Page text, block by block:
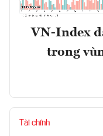
VN-Index
trong
Tài chính